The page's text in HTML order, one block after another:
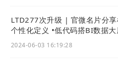
LTD277次升级 | 官微名片分
个性化定义 •低代码搭BI数据大
2024-06-03 16:19:28